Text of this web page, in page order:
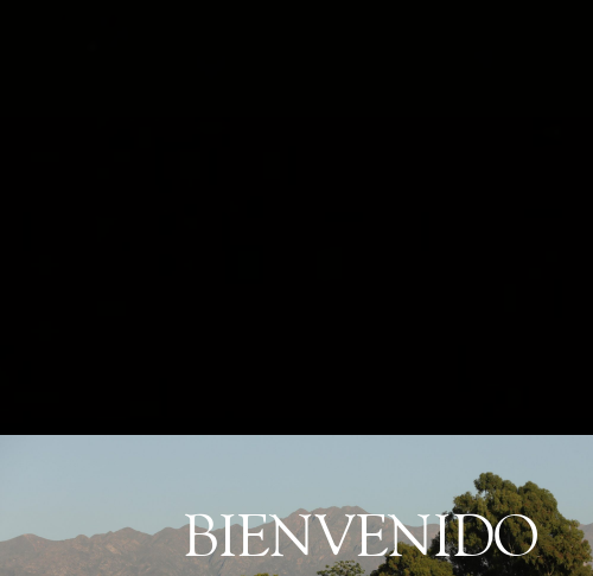
BIENVENIDO